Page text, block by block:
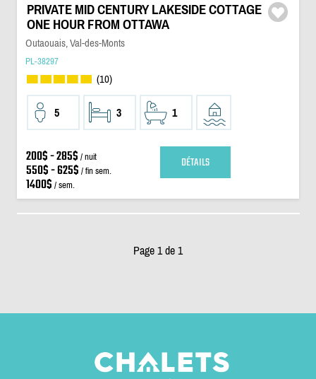
PRIVATE MID CENTURY LAKESIDE COTTAGE
ONE HOUR FROM OTTAWA
Outaouais, Val-des-Monts
PL-38297
(10)
5 3 1
200$ - 285$ / nuit
550$ - 625$ / fin sem.
1400$ / sem.
DÉTAILS
Page 1 de 1